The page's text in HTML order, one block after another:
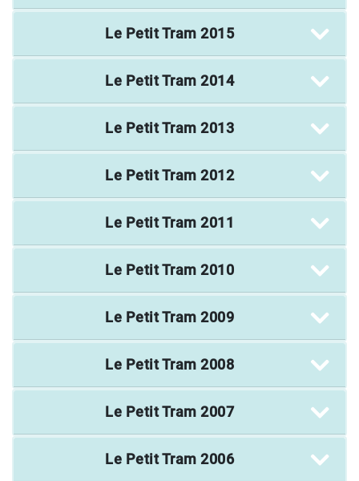
Le Petit Tram2015
Le Petit Tram2014
Le Petit Tram2013
Le Petit Tram2012
Le Petit Tram2011
Le Petit Tram2010
Le Petit Tram2009
Le Petit Tram2008
Le Petit Tram2007
Le Petit Tram2006